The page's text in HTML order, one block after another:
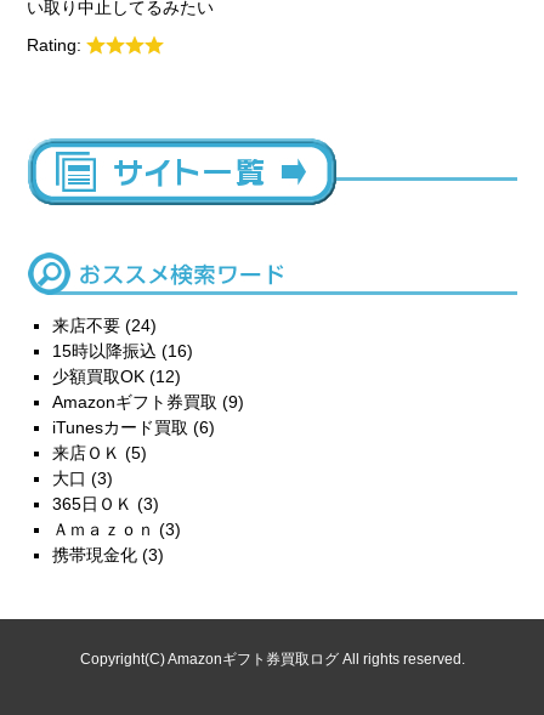
い取り中止してるみたい
Rating:
来店不要 (24)
15時以降振込 (16)
少額買取OK (12)
Amazonギフト券買取 (9)
iTunesカード買取 (6)
来店ＯＫ (5)
大口 (3)
365日ＯＫ (3)
Ａｍａｚｏｎ (3)
携帯現金化 (3)
Copyright(C) Amazonギフト券買取ログ All rights reserved.